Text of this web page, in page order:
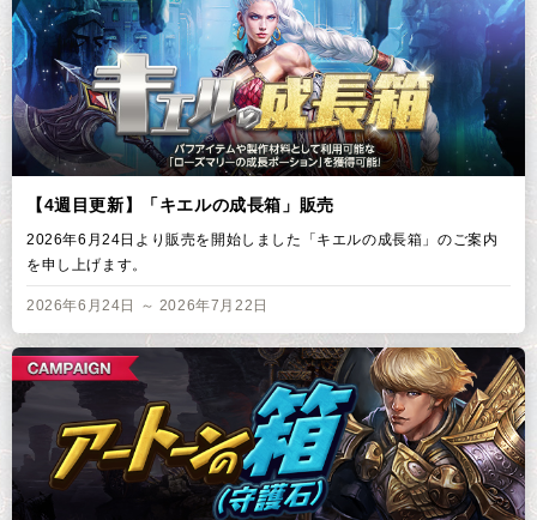
【4週目更新】「キエルの成長箱」販売
2026年6月24日より販売を開始しました「キエルの成長箱」のご案内
を申し上げます。
2026年6月24日 ～ 2026年7月22日